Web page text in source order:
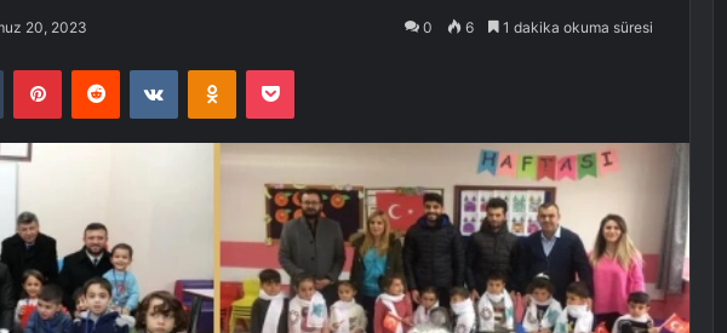
20, 2023 0 6 1 dakika okuma süresi
Tumblr PinterestReddit VKontakteOdnoklassniki
Pocket